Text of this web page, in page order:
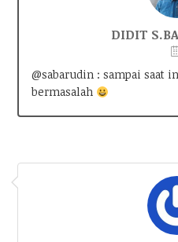
DIDIT
@sabarudin : sampai saat
bermasalah